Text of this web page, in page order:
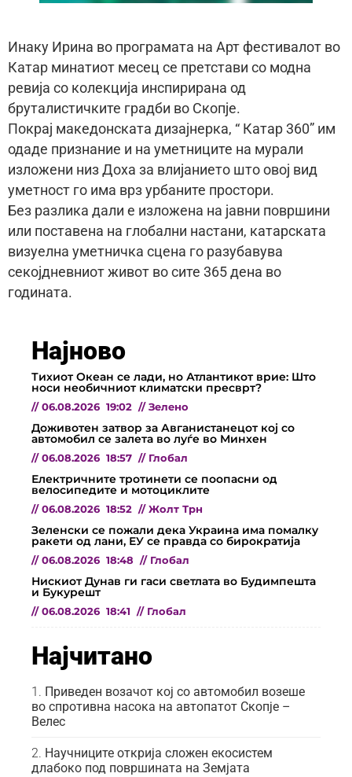
Инаку Ирина во програмата на Арт фестивалот во
Катар минатиот месец се претстави со модна
ревија со колекција инспирирана од
бруталистичките градби во Скопје.
Покрај македонската дизајнерка, “ Катар 360” им
одаде признание и на уметниците на мурали
изложени низ Доха за влијанието што овој вид
уметност го има врз урбаните простори.
Без разлика дали е изложена на јавни површини
или поставена на глобални настани, катарската
визуелна уметничка сцена го разубавува
секојдневниот живот во сите 365 дена во
годината.
Најново
Тихиот Океан се лади, но Атлантикот врие: Што
носи необичниот климатски пресврт?
// 06.08.2026 19:02 // Зелено
Доживотен затвор за Авганистанецот кој со
автомобил се залета во луѓе во Минхен
// 06.08.2026 18:57 // Глобал
Електричните тротинети се поопасни од
велосипедите и мотоциклите
// 06.08.2026 18:52 // Жолт Трн
Зеленски се пожали дека Украина има помалку
ракети од лани, ЕУ се правда со бирократија
// 06.08.2026 18:48 // Глобал
Нискиот Дунав ги гаси светлата во Будимпешта
и Букурешт
// 06.08.2026 18:41 // Глобал
Најчитано
Приведен возачот кој со автомобил возеше
во спротивна насока на автопатот Скопје –
Велес
Научниците открија сложен екосистем
длабоко под површината на Земјата